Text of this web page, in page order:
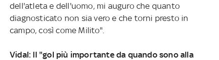
dell'atleta e dell'uomo, mi auguro che quanto
diagnosticato non sia vero e che torni presto in
campo, così come Milito".
Vidal: Il "gol più importante da quando sono alla